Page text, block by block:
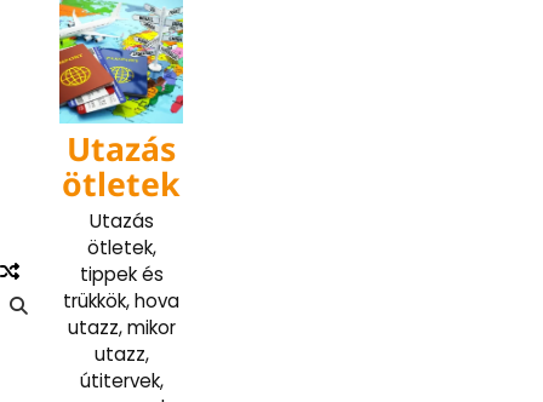
content
Utazás
ötletek
Utazás
ötletek,
tippek és
trükkök, hova
utazz, mikor
utazz,
útitervek,